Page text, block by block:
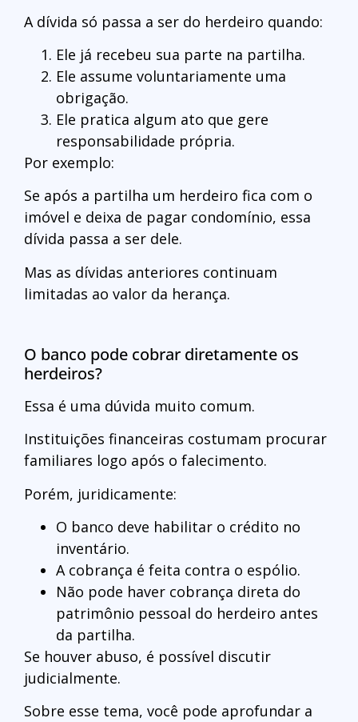
A dívida só passa a ser do herdeiro quando:
Ele já recebeu sua parte na partilha.
Ele assume voluntariamente uma
obrigação.
Ele pratica algum ato que gere
responsabilidade própria.
Por exemplo:
Se após a partilha um herdeiro fica com o
imóvel e deixa de pagar condomínio, essa
dívida passa a ser dele.
Mas as dívidas anteriores continuam
limitadas ao valor da herança.
O banco pode cobrar diretamente os
herdeiros?
Essa é uma dúvida muito comum.
Instituições financeiras costumam procurar
familiares logo após o falecimento.
Porém, juridicamente:
O banco deve habilitar o crédito no
inventário.
A cobrança é feita contra o espólio.
Não pode haver cobrança direta do
patrimônio pessoal do herdeiro antes
da partilha.
Se houver abuso, é possível discutir
judicialmente.
Sobre esse tema, você pode aprofundar a